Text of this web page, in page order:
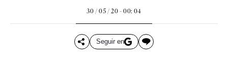
30 / 05 / 20 - 00: 04
Seguir en